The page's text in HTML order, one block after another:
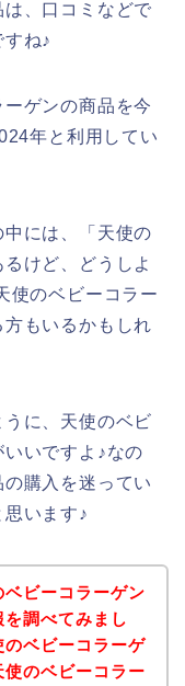
、口コミなどで
ね♪
ゲンの商品を今
年と利用してい
には、「天使の
けど、どうしよ
使のベビーコラー
もいるかもしれ
に、天使のベビ
いですよ♪なの
購入を迷ってい
います♪
ビーコラーゲン
調べてみまし
ベビーコラーゲ
のベビーコラー